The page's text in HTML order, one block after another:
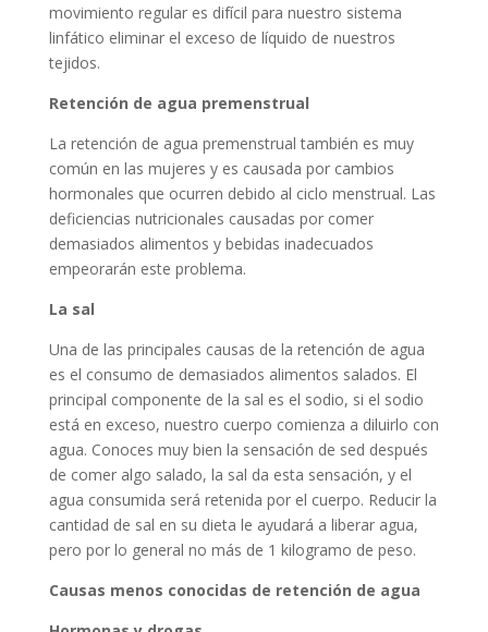
movimiento regular es difícil para nuestro sistema
linfático eliminar el exceso de líquido de nuestros
tejidos.
Retención de agua premenstrual
La retención de agua premenstrual también es muy
común en las mujeres y es causada por cambios
hormonales que ocurren debido al ciclo menstrual. Las
deficiencias nutricionales causadas por comer
demasiados alimentos y bebidas inadecuados
empeorarán este problema.
La sal
Una de las principales causas de la retención de agua
es el consumo de demasiados alimentos salados. El
principal componente de la sal es el sodio, si el sodio
está en exceso, nuestro cuerpo comienza a diluirlo con
agua. Conoces muy bien la sensación de sed después
de comer algo salado, la sal da esta sensación, y el
agua consumida será retenida por el cuerpo. Reducir la
cantidad de sal en su dieta le ayudará a liberar agua,
pero por lo general no más de 1 kilogramo de peso.
Causas menos conocidas de retención de agua